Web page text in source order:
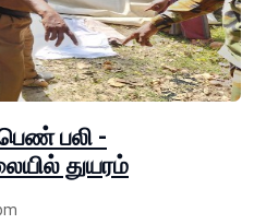
பலி -
துயரம்